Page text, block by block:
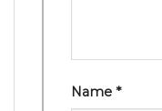
Name *